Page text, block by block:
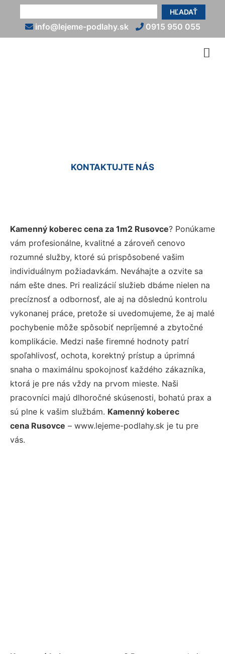
HĽADAŤ
info@lejeme-podlahy.sk 0915 950 055
KONTAKTUJTE NÁS
Kamenný koberec cena za 1m2 Rusovce? Ponúkame
vám profesionálne, kvalitné a zároveň cenovo
rozumné služby, ktoré sú prispôsobené vašim
individuálnym požiadavkám. Neváhajte a ozvite sa
nám ešte dnes. Pri realizácií služieb dbáme nielen na
precíznosť a odbornosť, ale aj na dôslednú kontrolu
vykonanej práce, pretože si uvedomujeme, že aj malé
pochybenie môže spôsobiť nepríjemné a zbytočné
komplikácie. Medzi naše firemné hodnoty patrí
spoľahlivosť, ochota, korektný prístup a úprimná
snaha o maximálnu spokojnosť každého zákazníka,
ktorá je pre nás vždy na prvom mieste. Naši
pracovníci majú dlhoročné skúsenosti, bohatú prax a
sú plne k vašim službám. Kamenný koberec
cena Rusovce – www.lejeme-podlahy.sk je tu pre
vás.